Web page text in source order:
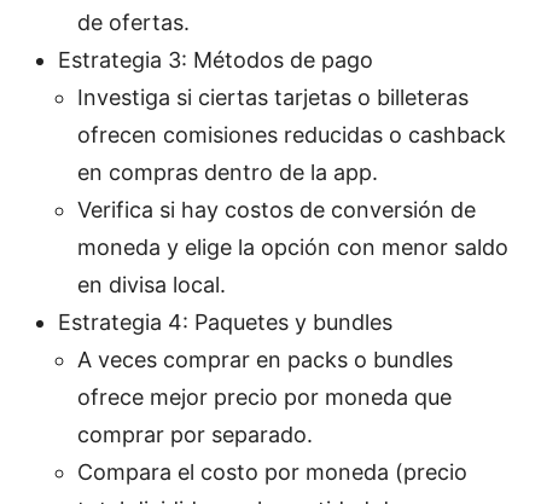
de ofertas.
Estrategia 3: Métodos de pago
Investiga si ciertas tarjetas o billeteras
ofrecen comisiones reducidas o cashback
en compras dentro de la app.
Verifica si hay costos de conversión de
moneda y elige la opción con menor saldo
en divisa local.
Estrategia 4: Paquetes y bundles
A veces comprar en packs o bundles
ofrece mejor precio por moneda que
comprar por separado.
Compara el costo por moneda (precio